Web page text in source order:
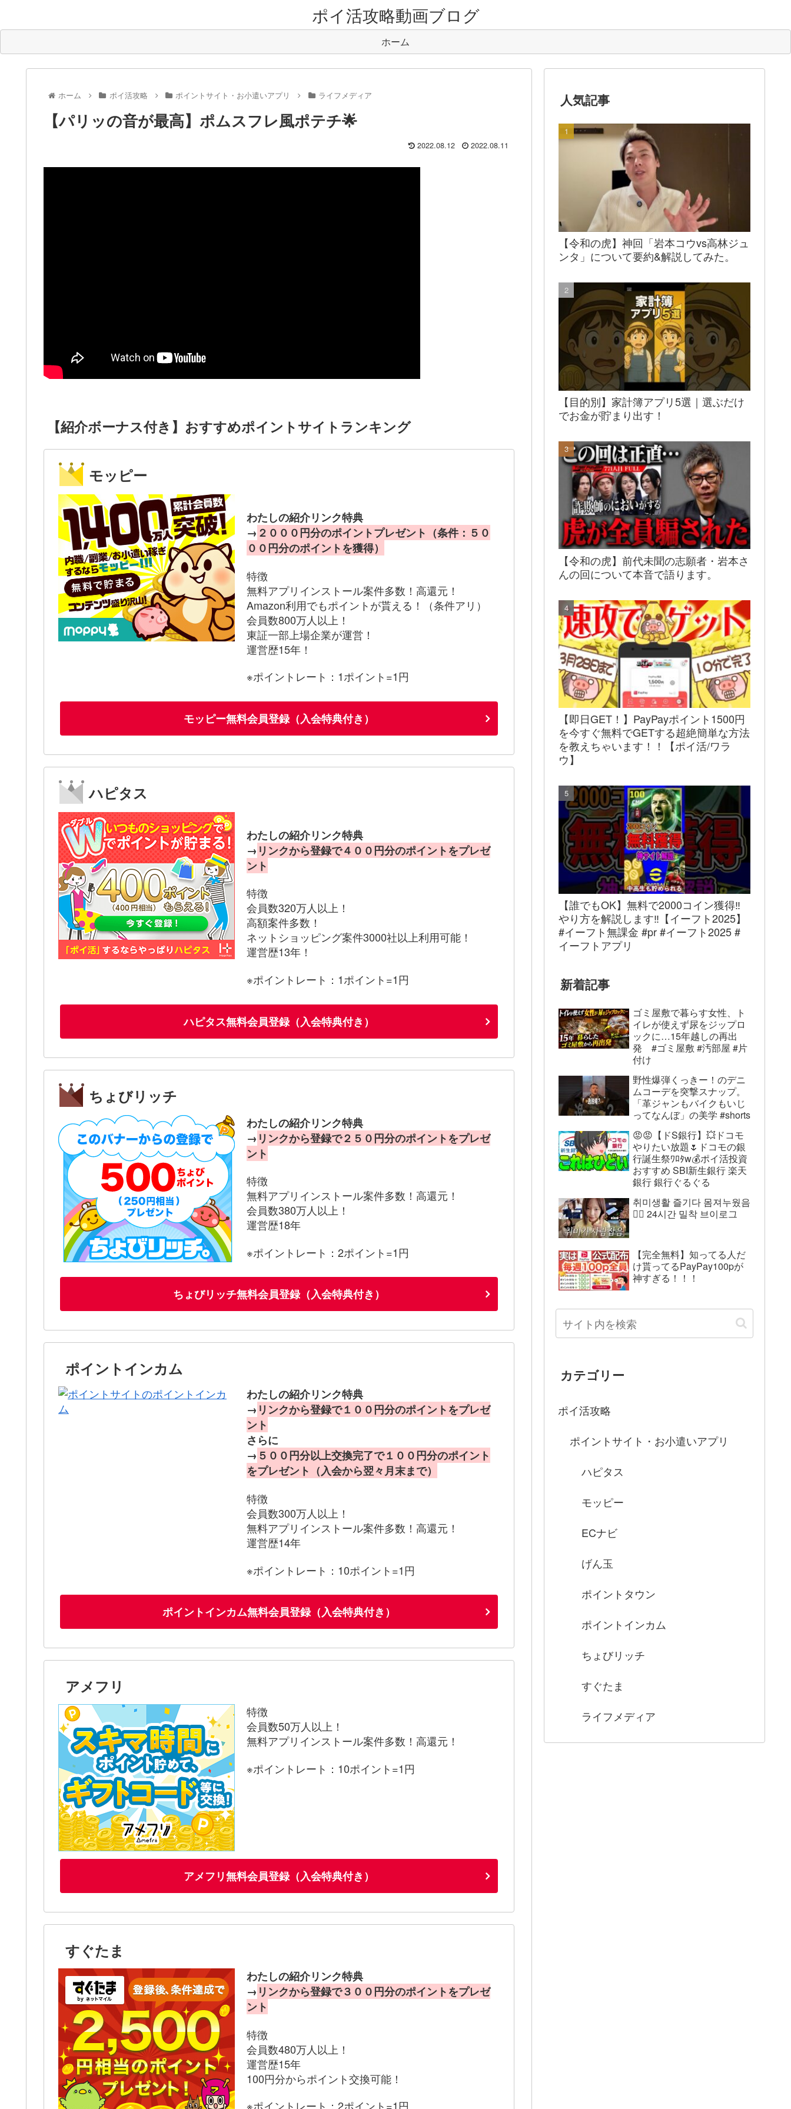
ポイ活攻略動画ブログ
ホーム
ホーム ポイ活攻略 ポイントサイト・お小遣いアプリ ライフメディア
【パリッの音が最高】ポムスフレ風ポテチ🌟
2022.08.12 2022.08.11
【紹介ボーナス付き】おすすめポイントサイトランキング
モッピー
わたしの紹介リンク特典
→ ２０００円分のポイントプレゼント（条件：５０
００円分のポイントを獲得）
特徴
無料アプリインストール案件多数！高還元！
Amazon利用でもポイントが貰える！（条件アリ）
会員数800万人以上！
東証一部上場企業が運営！
運営歴15年！
※ポイントレート：1ポイント=1円
モッピー無料会員登録（入会特典付き）
ハピタス
わたしの紹介リンク特典
→ リンクから登録で４００円分のポイントをプレゼ
ント
特徴
会員数320万人以上！
高額案件多数！
ネットショッピング案件3000社以上利用可能！
運営歴13年！
※ポイントレート：1ポイント=1円
ハピタス無料会員登録（入会特典付き）
ちょびリッチ
わたしの紹介リンク特典
→ リンクから登録で２５０円分のポイントをプレゼ
ント
特徴
無料アプリインストール案件多数！高還元！
会員数380万人以上！
運営歴18年
※ポイントレート：2ポイント=1円
ちょびリッチ無料会員登録（入会特典付き）
ポイントインカム
わたしの紹介リンク特典
→ リンクから登録で１００円分のポイントをプレゼ
ント
さらに
→ ５００円分以上交換完了で１００円分のポイント
をプレゼント（入会から翌々月末まで）
特徴
会員数300万人以上！
無料アプリインストール案件多数！高還元！
運営歴14年
※ポイントレート：10ポイント=1円
ポイントインカム無料会員登録（入会特典付き）
アメフリ
特徴
会員数50万人以上！
無料アプリインストール案件多数！高還元！
※ポイントレート：10ポイント=1円
アメフリ無料会員登録（入会特典付き）
すぐたま
わたしの紹介リンク特典
→ リンクから登録で３００円分のポイントをプレゼ
ント
特徴
会員数480万人以上！
運営歴15年
100円分からポイント交換可能！
※ポイントレート：2ポイント=1円
人気記事
【令和の虎】神回「岩本コウvs高林ジュ
ンタ」について要約&解説してみた。
【目的別】家計簿アプリ5選｜選ぶだけ
でお金が貯まり出す！
【令和の虎】前代未聞の志願者・岩本さ
んの回について本音で語ります。
【即日GET！】PayPayポイント1500円
を今すぐ無料でGETする超絶簡単な方法
を教えちゃいます！！【ポイ活/ワラ
ウ】
【誰でもOK】無料で2000コイン獲得‼︎
やり方を解説します‼︎【イーフト2025】
#イーフト無課金 #pr #イーフト2025 #
イーフトアプリ
新着記事
ゴミ屋敷で暮らす女性、ト
イレが使えず尿をジップロ
ックに…15年越しの再出
発 #ゴミ屋敷 #汚部屋 #片
付け
野性爆弾くっきー！のデニ
ムコーデを突撃スナップ。
「革ジャンもバイクもいじ
ってなんぼ」の美学 #shorts
😡😡【ドS銀行】💥ドコモ
やりたい放題🌷ドコモの銀
行誕生祭ﾜﾛﾀw💰ポイ活投資
おすすめ SBI新生銀行 楽天
銀行 銀行ぐるぐる
취미생활 즐기다 몸져누웠음
😵‍💫 24시간 밀착 브이로그
【完全無料】知ってる人だ
け貰ってるPayPay100pが
神すぎる！！！
カテゴリー
ポイ活攻略
ポイントサイト・お小遣いアプリ
ハピタス
モッピー
ECナビ
げん玉
ポイントタウン
ポイントインカム
ちょびリッチ
すぐたま
ライフメディア